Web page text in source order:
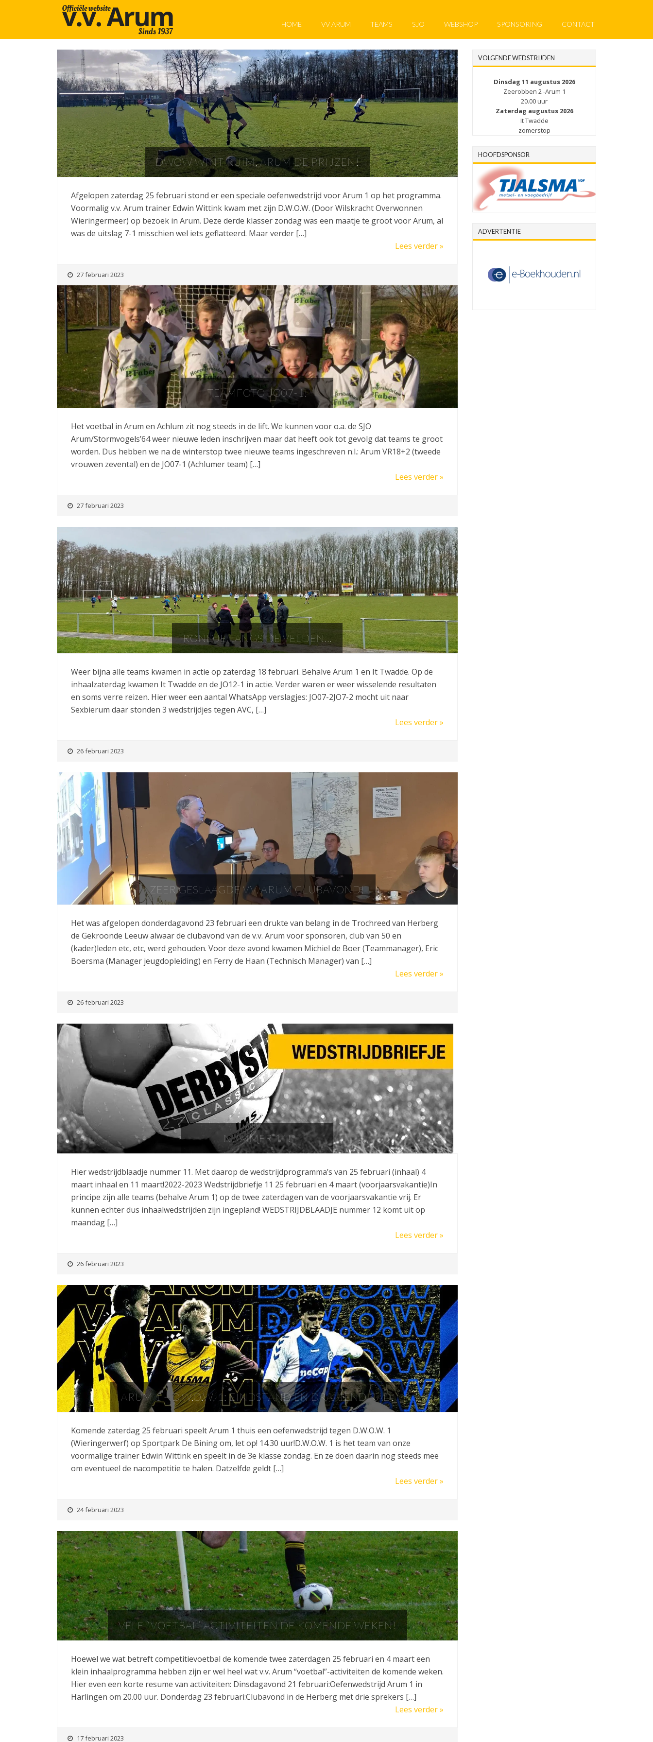
HOME VV ARUM TEAMS SJO WEBSHOP SPONSORING CONTACT
DWOW WINT RUIM, ARUM DE PRIJZEN!
Afgelopen zaterdag 25 februari stond er een speciale oefenwedstrijd voor Arum 1 op het programma.
Voormalig v.v. Arum trainer Edwin Wittink kwam met zijn D.W.O.W. (Door Wilskracht Overwonnen
Wieringermeer) op bezoek in Arum. Deze derde klasser zondag was een maatje te groot voor Arum, al
was de uitslag 7-1 misschien wel iets geflatteerd. Maar verder […]
Lees verder »
27 februari 2023
TEAMFOTO JO07-1!
Het voetbal in Arum en Achlum zit nog steeds in de lift. We kunnen voor o.a. de SJO
Arum/Stormvogels’64 weer nieuwe leden inschrijven maar dat heeft ook tot gevolg dat teams te groot
worden. Dus hebben we na de winterstop twee nieuwe teams ingeschreven n.l.: Arum VR18+2 (tweede
vrouwen zevental) en de JO07-1 (Achlumer team) […]
Lees verder »
27 februari 2023
RONDJE LANGS DE VELDEN…
Weer bijna alle teams kwamen in actie op zaterdag 18 februari. Behalve Arum 1 en It Twadde. Op de
inhaalzaterdag kwamen It Twadde en de JO12-1 in actie. Verder waren er weer wisselende resultaten
en soms verre reizen. Hier weer een aantal WhatsApp verslagjes: JO07-2JO7-2 mocht uit naar
Sexbierum daar stonden 3 wedstrijdjes tegen AVC, […]
Lees verder »
26 februari 2023
ZEER GESLAAGDE V.V. ARUM CLUBAVOND!
Het was afgelopen donderdagavond 23 februari een drukte van belang in de Trochreed van Herberg
de Gekroonde Leeuw alwaar de clubavond van de v.v. Arum voor sponsoren, club van 50 en
(kader)leden etc, etc, werd gehouden. Voor deze avond kwamen Michiel de Boer (Teammanager), Eric
Boersma (Manager jeugdopleiding) en Ferry de Haan (Technisch Manager) van […]
Lees verder »
26 februari 2023
NUMMER 11!
Hier wedstrijdblaadje nummer 11. Met daarop de wedstrijdprogramma’s van 25 februari (inhaal) 4
maart inhaal en 11 maart!2022-2023 Wedstrijdbriefje 11 25 februari en 4 maart (voorjaarsvakantie)In
principe zijn alle teams (behalve Arum 1) op de twee zaterdagen van de voorjaarsvakantie vrij. Er
kunnen echter dus inhaalwedstrijden zijn ingepland! WEDSTRIJDBLAADJE nummer 12 komt uit op
maandag […]
Lees verder »
26 februari 2023
ARUM 1 – D.W.O.W. 1: EINDSTAND EN DRAAIEND RAD.
Komende zaterdag 25 februari speelt Arum 1 thuis een oefenwedstrijd tegen D.W.O.W. 1
(Wieringerwerf) op Sportpark De Bining om, let op! 14.30 uur!D.W.O.W. 1 is het team van onze
voormalige trainer Edwin Wittink en speelt in de 3e klasse zondag. En ze doen daarin nog steeds mee
om eventueel de nacompetitie te halen. Datzelfde geldt […]
Lees verder »
24 februari 2023
VELE “VOETBAL”-ACTIVITEITEN DE KOMENDE WEKEN!
Hoewel we wat betreft competitievoetbal de komende twee zaterdagen 25 februari en 4 maart een
klein inhaalprogramma hebben zijn er wel heel wat v.v. Arum “voetbal”-activiteiten de komende weken.
Hier even een korte resume van activiteiten: Dinsdagavond 21 februari:Oefenwedstrijd Arum 1 in
Harlingen om 20.00 uur. Donderdag 23 februari:Clubavond in de Herberg met drie sprekers […]
Lees verder »
17 februari 2023
VOLGENDE WEDSTRIJDEN
Dinsdag 11 augustus 2026
Zeerobben 2 -Arum 1
20.00 uur
Zaterdag augustus 2026
It Twadde
zomerstop
HOOFDSPONSOR
ADVERTENTIE